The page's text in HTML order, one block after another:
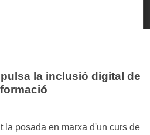
la inclusió digital de
la posada en marxa d'un curs de